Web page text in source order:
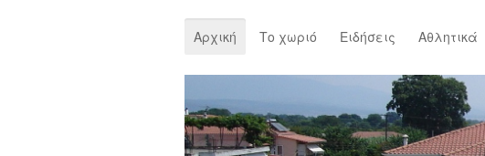
Αρχική Το χωριό Ειδήσεις Αθλητικά